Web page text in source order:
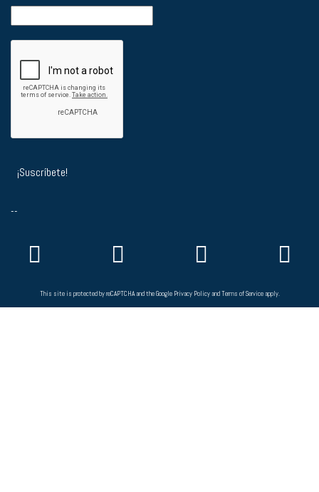
--
This site is protected by reCAPTCHA and the Google Privacy PolicyandTerms of Serviceapply.